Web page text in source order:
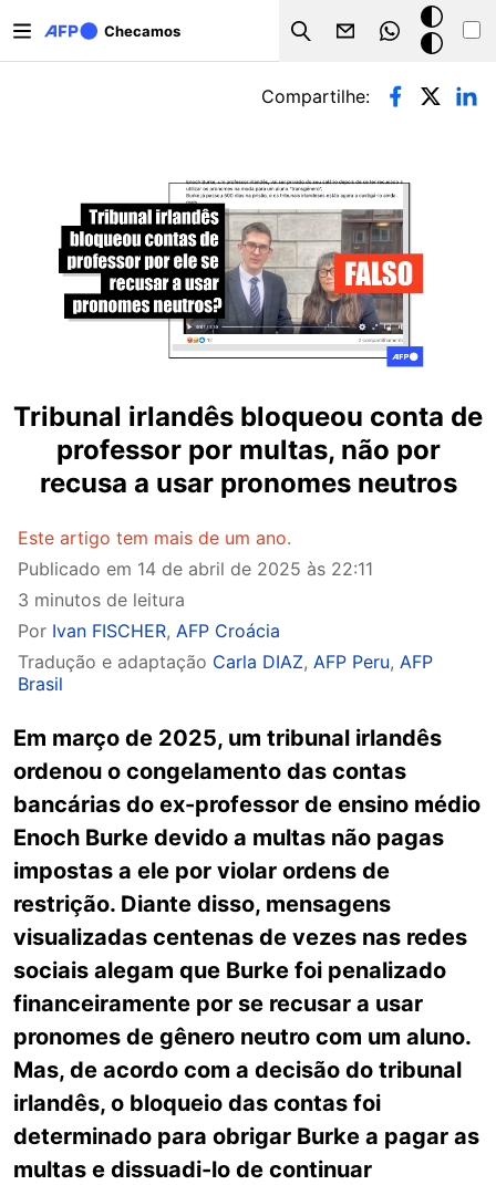
Checamos
Search
Modo
escuro
Abas primárias
Compartilhe:
Tribunal irlandês bloqueou conta de
professor por multas, não por
recusa a usar pronomes neutros
Este artigo tem mais de um ano.
Publicado em 14 de abril de 2025 às 22:11
3 minutos de leitura
Por Ivan FISCHER, AFP Croácia
Tradução e adaptação Carla DIAZ, AFP Peru, AFP
Brasil
Em março de 2025, um tribunal irlandês
ordenou o congelamento das contas
bancárias do ex-professor de ensino médio
Enoch Burke devido a multas não pagas
impostas a ele por violar ordens de
restrição. Diante disso, mensagens
visualizadas centenas de vezes nas redes
sociais alegam que Burke foi penalizado
financeiramente por se recusar a usar
pronomes de gênero neutro com um aluno.
Mas, de acordo com a decisão do tribunal
irlandês, o bloqueio das contas foi
determinado para obrigar Burke a pagar as
multas e dissuadi-lo de continuar